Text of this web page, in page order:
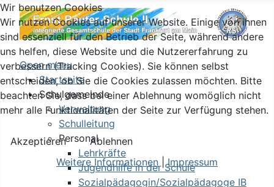
Open menu
Startseite
Schulgemeinde
Verwaltung
Schulleitung
Personal
Lehrkräfte
Jugendhilfe in der Schule
Sozialpädagogin/Sozialpädagoge IB
Wir benutzen Cookies
Wir nutzen Cookies auf unserer Website. Einige von ihnen
sind essenziell für den Betrieb der Seite, während andere
uns helfen, diese Website und die Nutzererfahrung zu
verbessern (Tracking Cookies). Sie können selbst
entscheiden, ob Sie die Cookies zulassen möchten. Bitte
beachten Sie, dass bei einer Ablehnung womöglich nicht
mehr alle Funktionalitäten der Seite zur Verfügung stehen.
Akzeptieren
Ablehnen
Weitere Informationen |Impressum